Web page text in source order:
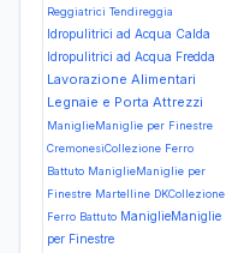
Reggiatrici Tendireggia
Idropulitrici ad Acqua Calda
Idropulitrici ad Acqua Fredda
Lavorazione Alimentari
Legnaie e Porta Attrezzi
ManiglieManiglie per Finestre
CremonesiCollezione Ferro
Battuto ManiglieManiglie per
Finestre Martelline DKCollezione
Ferro Battuto ManiglieManiglie
per Finestre